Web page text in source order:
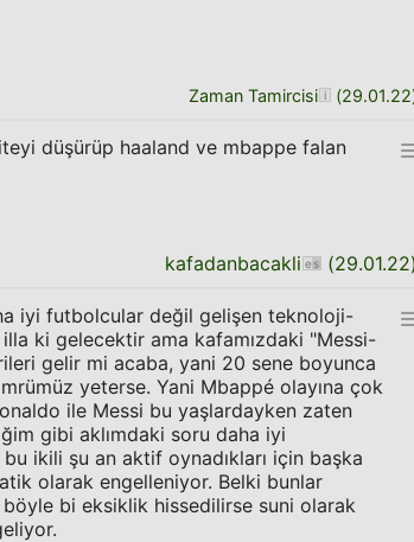
Zaman Tamircisi (29.01.22
düşürüp haaland ve mbappe falan
kafadanbacakli (29.01.22
iyi futbolcular değil gelişen teknoloji-
ki gelecektir ama kafamızdaki "Messi-
gelir mi acaba, yani 20 sene boyunca
yeterse. Yani Mbappé olayına çok
ile Messi bu yaşlardayken zaten
gibi aklımdaki soru daha iyi
ikili şu an aktif oynadıkları için başka
olarak engelleniyor. Belki bunlar
bi eksiklik hissedilirse suni olarak